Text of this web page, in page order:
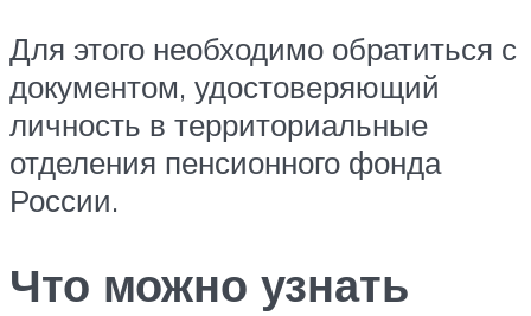
Для этого необходимо обратиться с
документом, удостоверяющий
личность в территориальные
отделения пенсионного фонда
России.
Что можно узнать